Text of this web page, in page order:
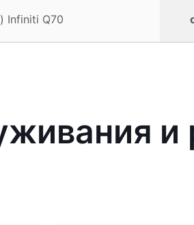
Infiniti Q70
и